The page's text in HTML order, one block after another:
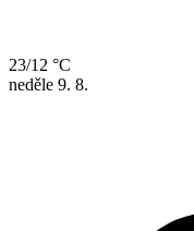
23/12 °C
neděle 9. 8.